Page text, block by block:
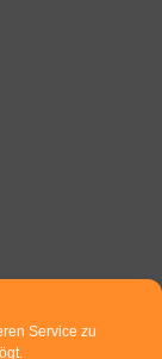
Service zu